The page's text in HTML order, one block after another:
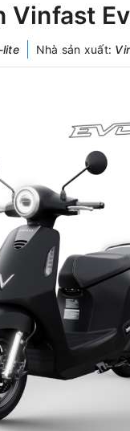
Vinfast
lite Nhà sản xuất: